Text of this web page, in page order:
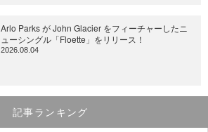
Arlo Parks が John Glacier をフィーチャーしたニ
ューシングル「Floette」をリリース！
2026.08.04
記事ランキング